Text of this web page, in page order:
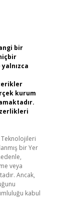
bir
kurum
Teknolojileri
bir Yer
veya
Ancak,
kabul